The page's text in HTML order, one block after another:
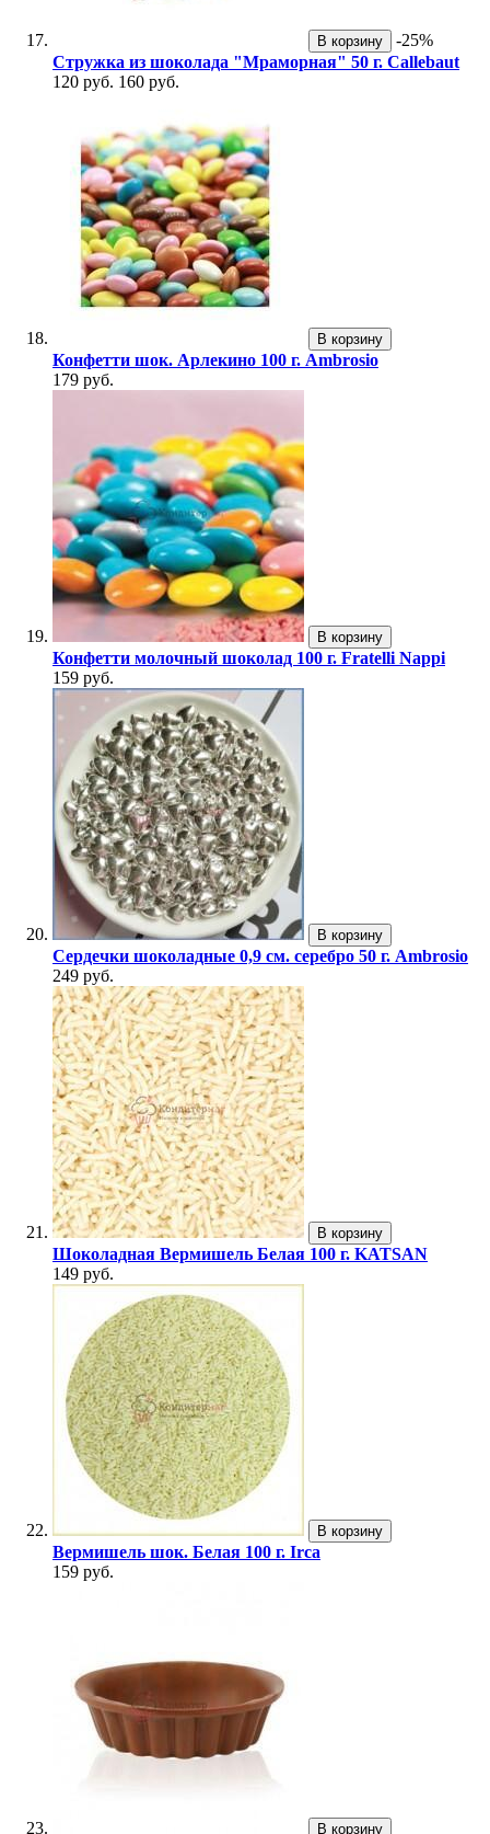
В корзину
-25%
Стружка из шоколада "Мраморная" 50 г. Callebaut
120 руб. 160 руб.
В корзину
Конфетти шок. Арлекино 100 г. Ambrosio
179 руб.
В корзину
Конфетти молочный шоколад 100 г. Fratelli Nappi
159 руб.
В корзину
Сердечки шоколадные 0,9 см. серебро 50 г. Ambrosio
249 руб.
В корзину
Шоколадная Вермишель Белая 100 г. KATSAN
149 руб.
В корзину
Вермишель шок. Белая 100 г. Irca
159 руб.
В корзину